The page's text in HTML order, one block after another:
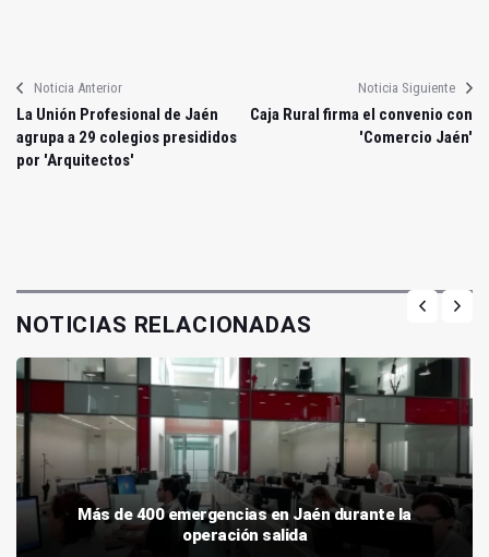
Noticia Anterior
La Unión Profesional de Jaén
agrupa a 29 colegios presididos
por 'Arquitectos'
Noticia Siguiente
Caja Rural firma el convenio con
'Comercio Jaén'
NOTICIAS RELACIONADAS
Más de 400 emergencias en Jaén durante la
operación salida